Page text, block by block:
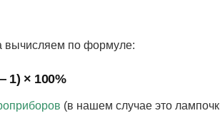
вычисляем по формуле:
1) × 100%
(в нашем случае это